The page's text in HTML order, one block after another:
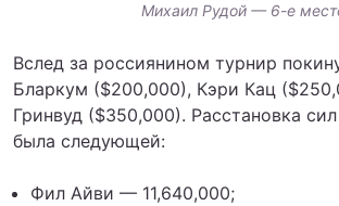
Михаил Рудой — 6-е
Вслед за россиянином турнир
Бларкум ($200,000), Кэри Кац
Гринвуд ($350,000). Расстановка
была следующей:
Фил Айви — 11,640,000;